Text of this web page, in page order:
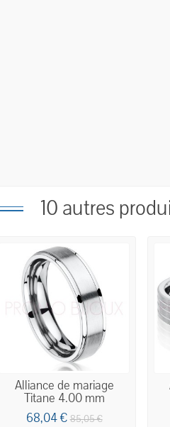
10 autres
Alliance de mariage
Titane 4.00 mm
68,04 €85,05 €